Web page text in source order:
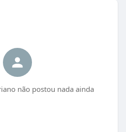
não postou nada ainda